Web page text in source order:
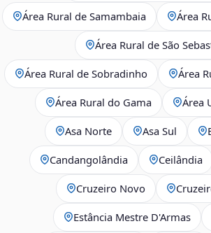
Área Rural de Samambaia Área
Área Rural de São
Área Rural de Sobradinho Área
Área Rural do Gama Área
Asa Norte Asa Sul
Candangolândia Ceilândia
Cruzeiro Novo
Estância Mestre D'Armas